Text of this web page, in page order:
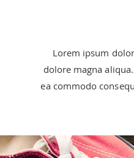
Lorem ipsum
dolore magna
ea commodo